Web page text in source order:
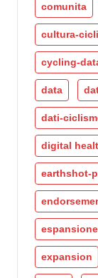
comunita
cultura-
cycling-
data
dati-
digital
earthshot-
expansion